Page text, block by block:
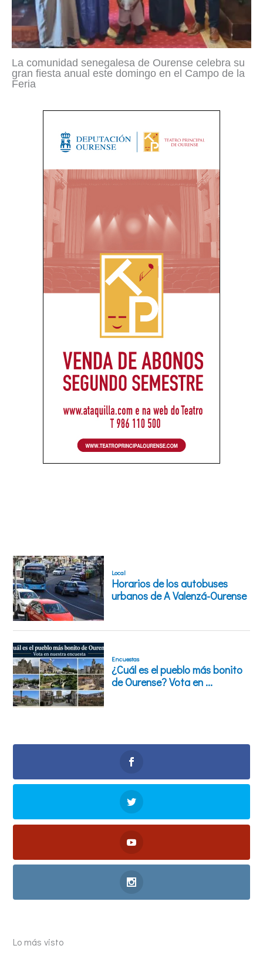
La comunidad senegalesa de Ourense celebra su
gran fiesta anual este domingo en el Campo de la
Feria
Lo más visto